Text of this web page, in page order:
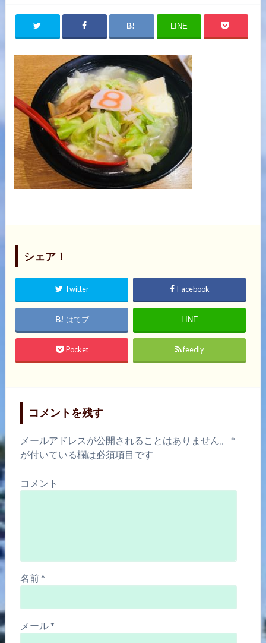
LINE
シェア！
Twitter Facebook
はてブ LINE
Pocket feedly
コメントを残す
メールアドレスが公開されることはありません。
*
が付いている欄は必須項目です
コメント
名前*
メール*